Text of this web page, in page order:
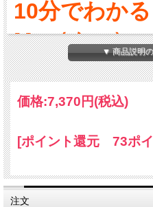
10分でわか
Mu（ムー）
5G電磁波波
向上＆ストレ
▼ 商品説明
価格:7,370円(税込)
[ポイント還元 73ポ
注文